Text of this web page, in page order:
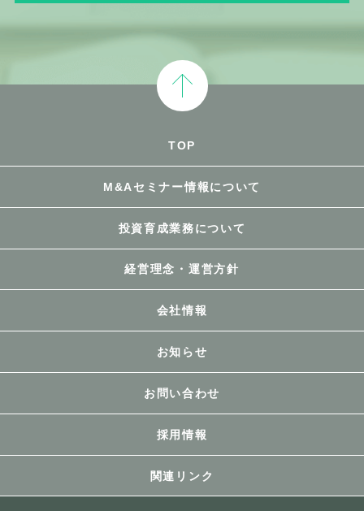
TOP
M&Aセミナー情報について
投資育成業務について
経営理念・運営方針
会社情報
お知らせ
お問い合わせ
採用情報
関連リンク